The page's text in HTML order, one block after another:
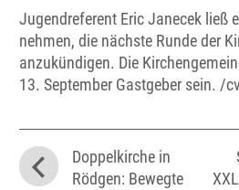
Jugendreferent Eric Janecek ließ
nehmen, die nächste Runde der
anzukündigen. Die
13. September Gastgeber sein. /cv
Doppelkirche in
Rödgen: Bewegte